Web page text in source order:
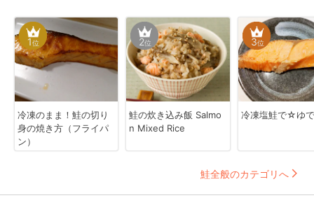
1位
冷凍のまま！鮭の切り
身の焼き方（フライパ
ン）
2位
鮭の炊き込み飯 Salmo
n Mixed Rice
3位
冷凍塩鮭で☆ゆ
鮭全般のカテゴリへ